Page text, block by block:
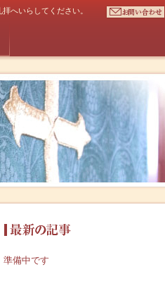
へいらしてください。
準備中です